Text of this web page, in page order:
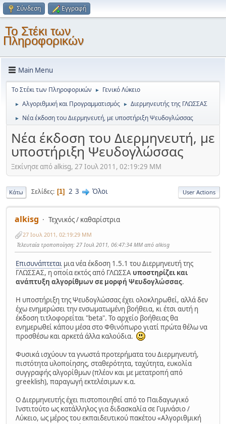
Σύνδεση Εγγραφή
Το Στέκι των
Πληροφορικών
Main Menu
Το Στέκι των Πληροφορικών ► Γενικό Λύκειο
► Αλγοριθμική και Προγραμματισμός ► Διερμηνευτής της ΓΛΩΣΣΑΣ
► Νέα έκδοση του Διερμηνευτή, με υποστήριξη Ψευδογλώσσας
Νέα έκδοση του Διερμηνευτή, με
υποστήριξη Ψευδογλώσσας
Ξεκίνησε από alkisg, 27 Ιουλ 2011, 02:19:29 ΜΜ
Κάτω Σελίδες 1 2 3 Όλοι User Actions
alkisg Τεχνικός / καθαρίστρια
27 Ιουλ 2011, 02:19:29 ΜΜ
Τελευταία τροποποίηση: 27 Ιουλ 2011, 06:47:34 ΜΜ από alkisg
Επισυνάπτεται μια νέα έκδοση 1.5.1 του Διερμηνευτή της
ΓΛΩΣΣΑΣ, η οποία εκτός από ΓΛΩΣΣΑ υποστηρίζει και
ανάπτυξη αλγορίθμων σε μορφή Ψευδογλώσσας.
Η υποστήριξη της Ψευδογλώσσας έχει ολοκληρωθεί, αλλά δεν
έχω ενημερώσει την ενσωματωμένη βοήθεια, κι έτσι αυτή η
έκδοση τιτλοφορείται "beta". Το αρχείο βοήθειας θα
ενημερωθεί κάπου μέσα στο Φθινόπωρο γιατί πρώτα θέλω να
προσθέσω και αρκετά άλλα καλούδια.
Φυσικά ισχύουν τα γνωστά προτερήματα του Διερμηνευτή,
πιστότητα υλοποίησης, σταθερότητα, ταχύτητα, ευκολία
συγγραφής αλγορίθμων (πλέον και με μετατροπή από
greeklish), παραγωγή εκτελέσιμων κ.α.
Ο Διερμηνευτής έχει πιστοποιηθεί από το Παιδαγωγικό
Ινστιτούτο ως κατάλληλος για διδασκαλία σε Γυμνάσιο /
Λύκειο, ως μέρος του εκπαιδευτικού πακέτου «Αλγοριθμική